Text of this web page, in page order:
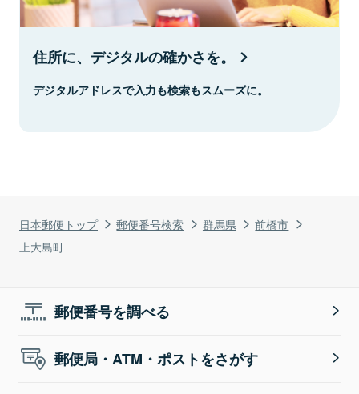
日本郵便トップ 郵便番号検索 群馬県
前橋市
上大島町
住所に、デジタルの確かさを。
デジタルアドレスで入力も検索もスムーズに。
郵便番号を調べる
郵便局・ATM・ポストをさがす